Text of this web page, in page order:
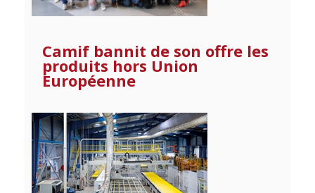
Camif bannit de son offre les
produits hors Union
Européenne